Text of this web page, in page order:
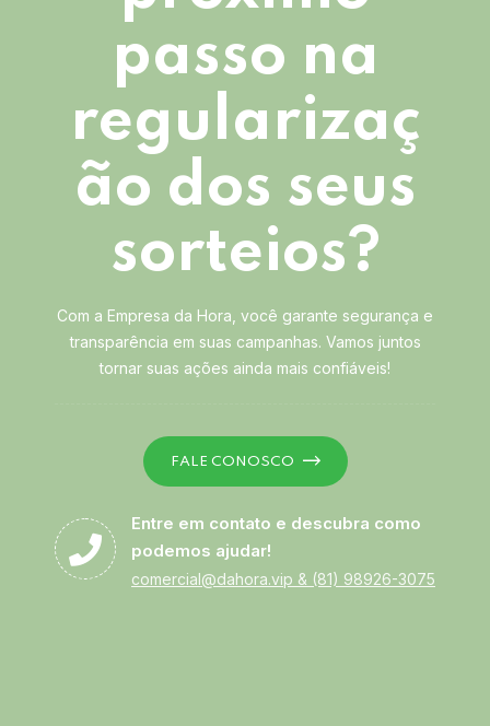
passo na
regularizaç
ão dos seus
sorteios?
Com a Empresa da Hora, você garante segurança e
transparência em suas campanhas. Vamos juntos
tornar suas ações ainda mais confiáveis!
FALE CONOSCO
Entre em contato e descubra como
podemos ajudar!
comercial@dahora.vip & (81) 98926-3075